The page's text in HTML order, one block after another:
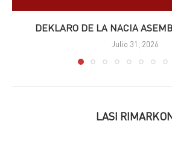
DEKLARO DE LA NACIA
Julio 31, 2026
LASI